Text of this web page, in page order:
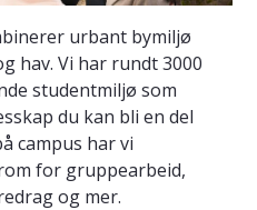
urbant bymiljø
hav. Vi har rundt 3000
studentmiljø som
du kan bli en del
campus har vi
for gruppearbeid,
og mer.